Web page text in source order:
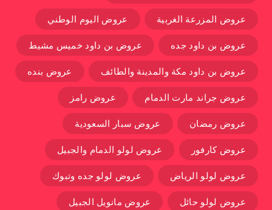
عروض المزرعة الغربية عروض اليوم الوطني
عروض بن داود جده عروض بن داود خميس مشيط
عروض بن داود مكة والمدينة والطائف عروض بنده
عروض جراند مارت الدمام عروض رامز
عروض رمضان عروض سبار السعودية
عروض كارفور عروض لولو الدمام والجبيل
عروض لولو الرياض عروض لولو جده وتبوك
عروض لولو حائل عروض مانويل الجبيل